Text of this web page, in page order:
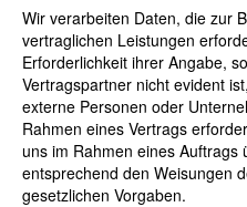
Wir verarbeiten Daten, die zur
vertraglichen Leistungen
Erforderlichkeit ihrer Angabe,
Vertragspartner nicht evident
externe Personen oder
Rahmen eines Vertrags
uns im Rahmen eines
entsprechend den Weisungen
gesetzlichen Vorgaben.